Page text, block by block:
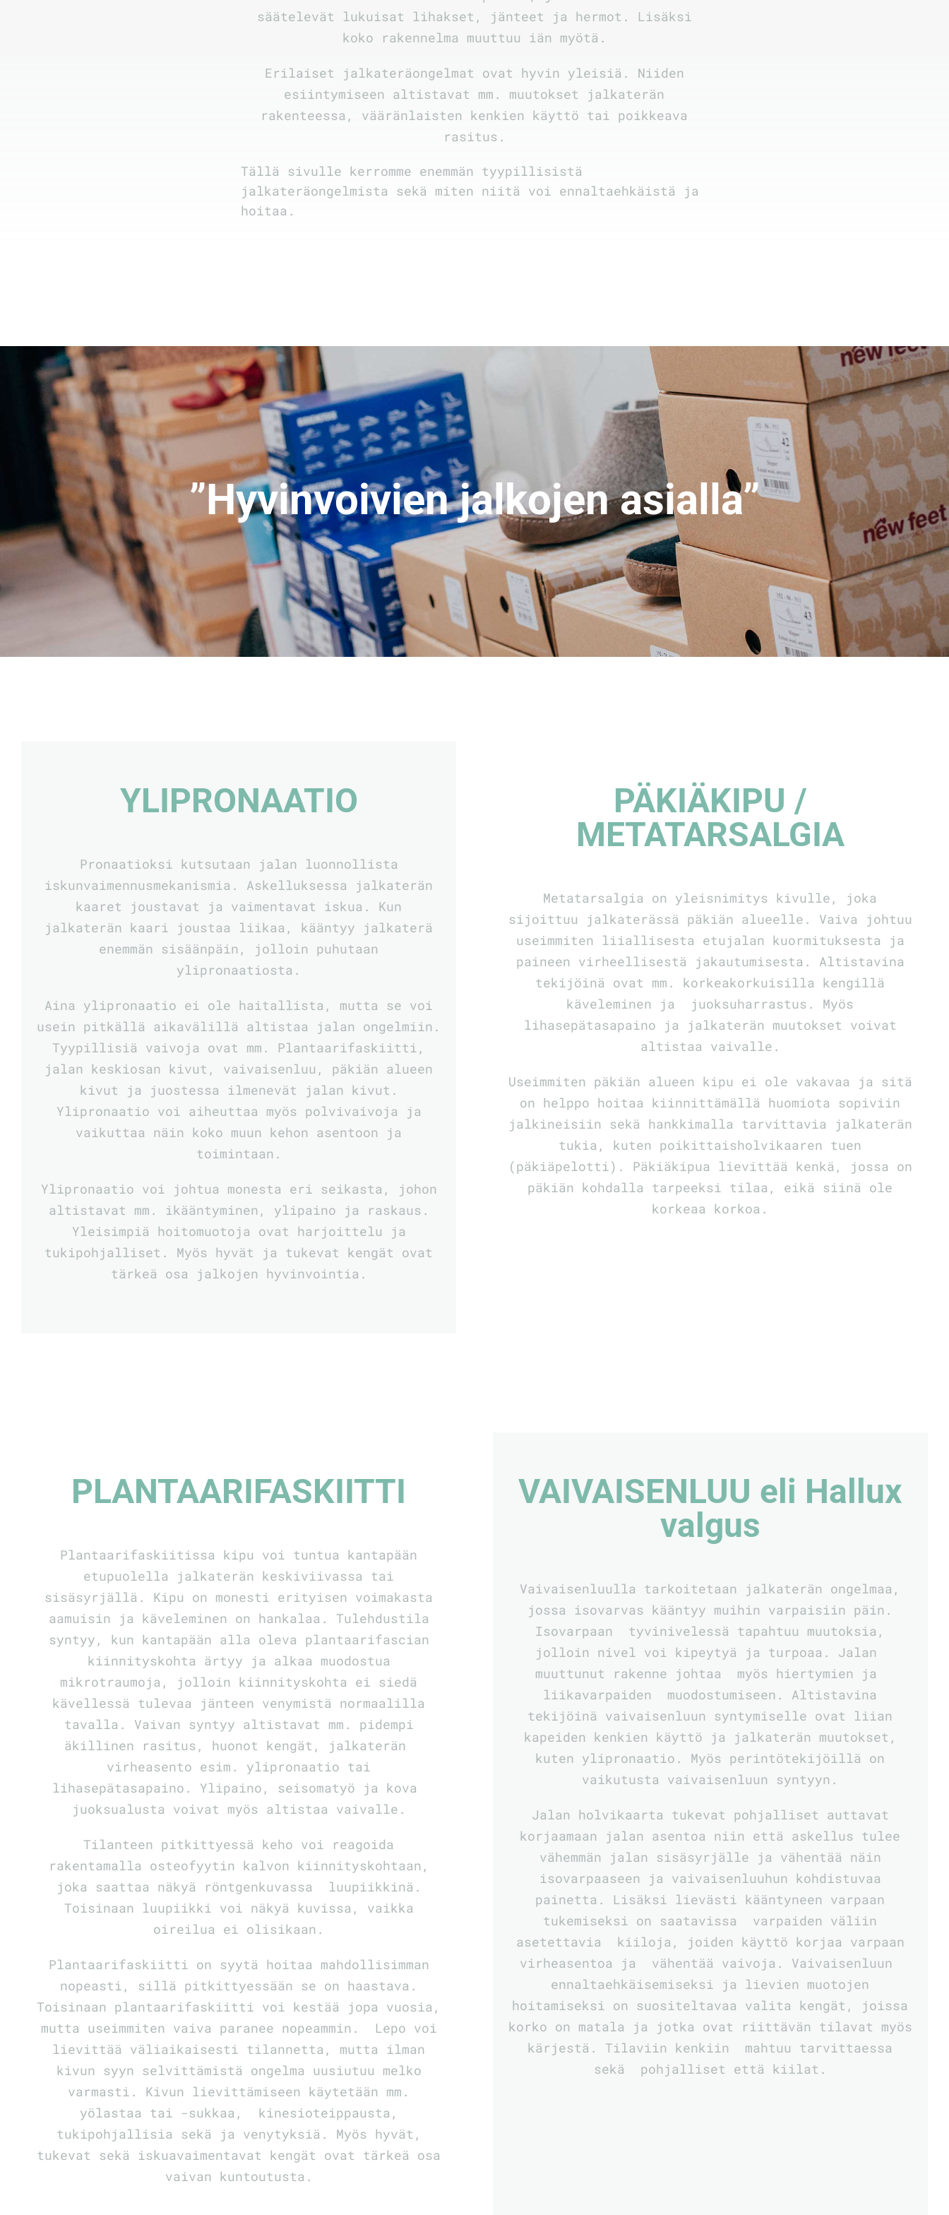
säätelevät lukuisat lihakset, jänteet ja hermot. Lisäksi
koko rakennelma muuttuu iän myötä.
Erilaiset jalkateräongelmat ovat hyvin yleisiä. Niiden
esiintymiseen altistavat mm. muutokset jalkaterän
rakenteessa, vääränlaisten kenkien käyttö tai poikkeava
rasitus.
Tällä sivulle kerromme enemmän tyypillisistä
jalkateräongelmista sekä miten niitä voi ennaltaehkäistä ja
hoitaa.
”Hyvinvoivien jalkojen asialla”
YLIPRONAATIO
Pronaatioksi kutsutaan jalan luonnollista
iskunvaimennusmekanismia. Askelluksessa jalkaterän
kaaret joustavat ja vaimentavat iskua. Kun
jalkaterän kaari joustaa liikaa, kääntyy jalkaterä
enemmän sisäänpäin, jolloin puhutaan
ylipronaatiosta.
Aina ylipronaatio ei ole haitallista, mutta se voi
usein pitkällä aikavälillä altistaa jalan ongelmiin.
Tyypillisiä vaivoja ovat mm. Plantaarifaskiitti,
jalan keskiosan kivut, vaivaisenluu, päkiän alueen
kivut ja juostessa ilmenevät jalan kivut.
Ylipronaatio voi aiheuttaa myös polvivaivoja ja
vaikuttaa näin koko muun kehon asentoon ja
toimintaan.
Ylipronaatio voi johtua monesta eri seikasta, johon
altistavat mm. ikääntyminen, ylipaino ja raskaus.
Yleisimpiä hoitomuotoja ovat harjoittelu ja
tukipohjalliset. Myös hyvät ja tukevat kengät ovat
tärkeä osa jalkojen hyvinvointia.
PÄKIÄKIPU /
METATARSALGIA
Metatarsalgia on yleisnimitys kivulle, joka
sijoittuu jalkaterässä päkiän alueelle. Vaiva johtuu
useimmiten liiallisesta etujalan kuormituksesta ja
paineen virheellisestä jakautumisesta. Altistavina
tekijöinä ovat mm. korkeakorkuisilla kengillä
käveleminen ja juoksuharrastus. Myös
lihasepätasapaino ja jalkaterän muutokset voivat
altistaa vaivalle.
Useimmiten päkiän alueen kipu ei ole vakavaa ja sitä
on helppo hoitaa kiinnittämällä huomiota sopiviin
jalkineisiin sekä hankkimalla tarvittavia jalkaterän
tukia, kuten poikittaisholvikaaren tuen
(päkiäpelotti). Päkiäkipua lievittää kenkä, jossa on
päkiän kohdalla tarpeeksi tilaa, eikä siinä ole
korkeaa korkoa.
PLANTAARI­FASKIITTI
Plantaarifaskiitissa kipu voi tuntua kantapään
etupuolella jalkaterän keskiviivassa tai
sisäsyrjällä. Kipu on monesti erityisen voimakasta
aamuisin ja käveleminen on hankalaa. Tulehdustila
syntyy, kun kantapään alla oleva plantaarifascian
kiinnityskohta ärtyy ja alkaa muodostua
mikrotraumoja, jolloin kiinnityskohta ei siedä
kävellessä tulevaa jänteen venymistä normaalilla
tavalla. Vaivan syntyy altistavat mm. pidempi
äkillinen rasitus, huonot kengät, jalkaterän
virheasento esim. ylipronaatio tai
lihasepätasapaino. Ylipaino, seisomatyö ja kova
juoksualusta voivat myös altistaa vaivalle.
Tilanteen pitkittyessä keho voi reagoida
rakentamalla osteofyytin kalvon kiinnityskohtaan,
joka saattaa näkyä röntgenkuvassa luupiikkinä.
Toisinaan luupiikki voi näkyä kuvissa, vaikka
oireilua ei olisikaan.
Plantaarifaskiitti on syytä hoitaa mahdollisimman
nopeasti, sillä pitkittyessään se on haastava.
Toisinaan plantaarifaskiitti voi kestää jopa vuosia,
mutta useimmiten vaiva paranee nopeammin. Lepo voi
lievittää väliaikaisesti tilannetta, mutta ilman
kivun syyn selvittämistä ongelma uusiutuu melko
varmasti. Kivun lievittämiseen käytetään mm.
yölastaa tai -sukkaa, kinesioteippausta,
tukipohjallisia sekä ja venytyksiä. Myös hyvät,
tukevat sekä iskuavaimentavat kengät ovat tärkeä osa
vaivan kuntoutusta.
VAIVAISENLUU eli Hallux
valgus
Vaivaisenluulla tarkoitetaan jalkaterän ongelmaa,
jossa isovarvas kääntyy muihin varpaisiin päin.
Isovarpaan tyvinivelessä tapahtuu muutoksia,
jolloin nivel voi kipeytyä ja turpoaa. Jalan
muuttunut rakenne johtaa myös hiertymien ja
liikavarpaiden muodostumiseen. Altistavina
tekijöinä vaivaisenluun syntymiselle ovat liian
kapeiden kenkien käyttö ja jalkaterän muutokset,
kuten ylipronaatio. Myös perintötekijöillä on
vaikutusta vaivaisenluun syntyyn.
Jalan holvikaarta tukevat pohjalliset auttavat
korjaamaan jalan asentoa niin että askellus tulee
vähemmän jalan sisäsyrjälle ja vähentää näin
isovarpaaseen ja vaivaisenluuhun kohdistuvaa
painetta. Lisäksi lievästi kääntyneen varpaan
tukemiseksi on saatavissa varpaiden väliin
asetettavia kiiloja, joiden käyttö korjaa varpaan
virheasentoa ja vähentää vaivoja. Vaivaisenluun
ennaltaehkäisemiseksi ja lievien muotojen
hoitamiseksi on suositeltavaa valita kengät, joissa
korko on matala ja jotka ovat riittävän tilavat myös
kärjestä. Tilaviin kenkiin mahtuu tarvittaessa
sekä pohjalliset että kiilat.